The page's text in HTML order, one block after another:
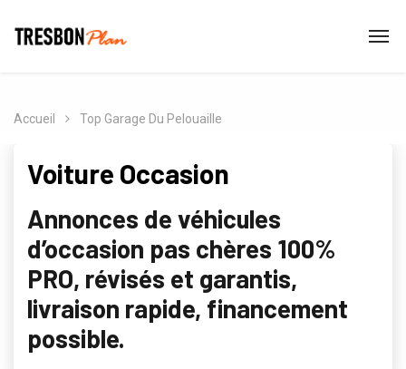
Accueil Top Garage Du Pelouaille
Voiture Occasion
Annonces de véhicules
d’occasion pas chères 100%
PRO, révisés et garantis,
livraison rapide, financement
possible.